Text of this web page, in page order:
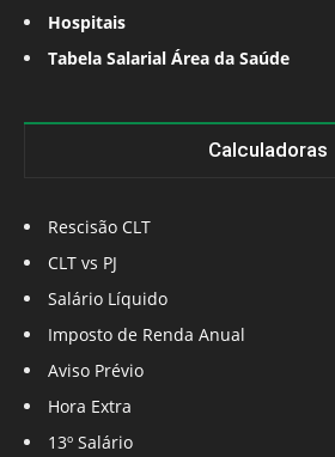
Hospitais
Tabela Salarial Área da Saúde
Calculadoras
Rescisão CLT
CLT vs PJ
Salário Líquido
Imposto de Renda Anual
Aviso Prévio
Hora Extra
13º Salário